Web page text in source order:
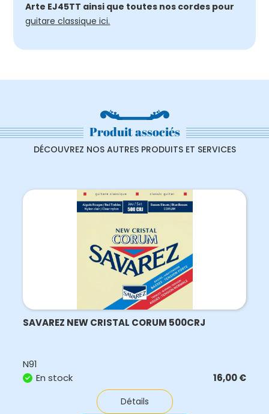
Arte EJ45TT ainsi que toutes nos cordes pour
guitare classique ici.
Produit associés
DÉCOUVREZ NOS AUTRES PRODUITS ET SERVICES
SAVAREZ NEW CRISTAL CORUM 500CRJ
N91
En stock
16,00€
Détails